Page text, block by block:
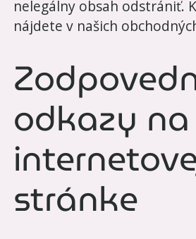
nelegálny obsah odstrániť.
nájdete v našich
odkazy
stránke